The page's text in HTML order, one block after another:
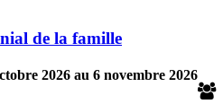
de la famille
2026 au 6 novembre 2026